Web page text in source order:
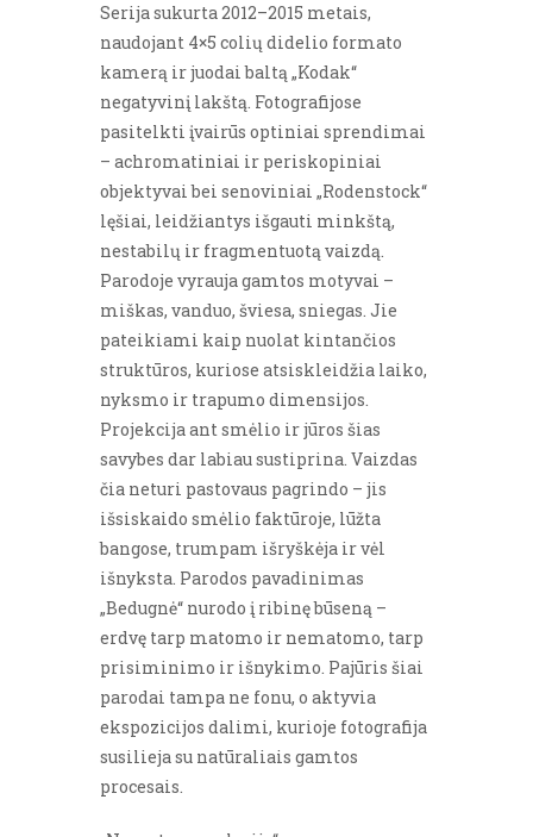
Serija sukurta 2012–2015 metais,
naudojant 4×5 colių didelio formato
kamerą ir juodai baltą „Kodak“
negatyvinį lakštą. Fotografijose
pasitelkti įvairūs optiniai sprendimai
– achromatiniai ir periskopiniai
objektyvai bei senoviniai „Rodenstock“
lęšiai, leidžiantys išgauti minkštą,
nestabilų ir fragmentuotą vaizdą.
Parodoje vyrauja gamtos motyvai –
miškas, vanduo, šviesa, sniegas. Jie
pateikiami kaip nuolat kintančios
struktūros, kuriose atsiskleidžia laiko,
nyksmo ir trapumo dimensijos.
Projekcija ant smėlio ir jūros šias
savybes dar labiau sustiprina. Vaizdas
čia neturi pastovaus pagrindo – jis
išsiskaido smėlio faktūroje, lūžta
bangose, trumpam išryškėja ir vėl
išnyksta. Parodos pavadinimas
„Bedugnė“ nurodo į ribinę būseną –
erdvę tarp matomo ir nematomo, tarp
prisiminimo ir išnykimo. Pajūris šiai
parodai tampa ne fonu, o aktyvia
ekspozicijos dalimi, kurioje fotografija
susilieja su natūraliais gamtos
procesais.